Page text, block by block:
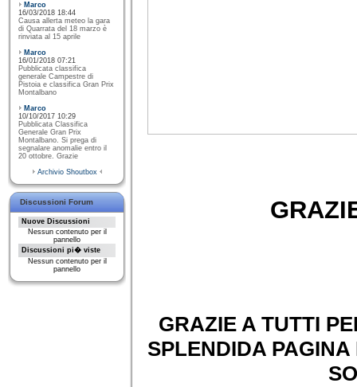
Marco
16/03/2018 18:44
Causa allerta meteo la gara
di Quarrata del 18 marzo è
rinviata al 15 aprile
Marco
16/01/2018 07:21
Pubblicata classifica
generale Campestre di
Pistoia e classifica Gran Prix
Montalbano
Marco
10/10/2017 10:29
Pubblicata Classifica
Generale Gran Prix
Montalbano. Si prega di
segnalare anomalie entro il
20 ottobre. Grazie
Archivio Shoutbox
Discussioni Forum
Nuove Discussioni
Nessun contenuto per il
pannello
Discussioni pi� viste
Nessun contenuto per il
pannello
GRAZIE A TUTTI
SPLENDIDA